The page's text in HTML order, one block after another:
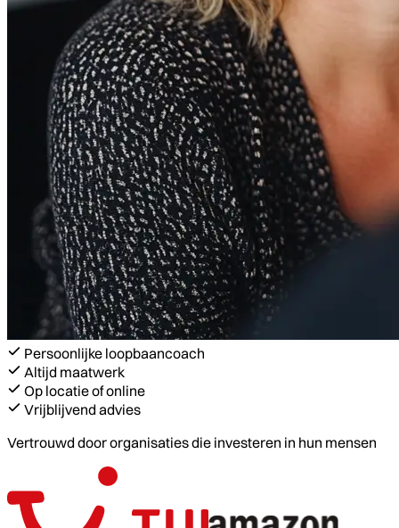
Persoonlijke loopbaancoach
Altijd maatwerk
Op locatie of online
Vrijblijvend advies
Vertrouwd door organisaties die investeren in hun mensen